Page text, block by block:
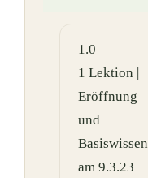
1.0
1 Lektion |
Eröffnung
und
Basiswissen
am 9.3.23